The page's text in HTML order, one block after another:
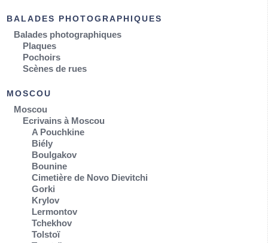
BALADES PHOTOGRAPHIQUES
Balades photographiques
Plaques
Pochoirs
Scènes de rues
MOSCOU
Moscou
Ecrivains à Moscou
A Pouchkine
Biély
Boulgakov
Bounine
Cimetière de Novo Dievitchi
Gorki
Krylov
Lermontov
Tchekhov
Tolstoï